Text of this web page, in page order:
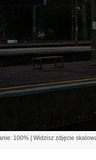
100% | Widzisz zdjęcie